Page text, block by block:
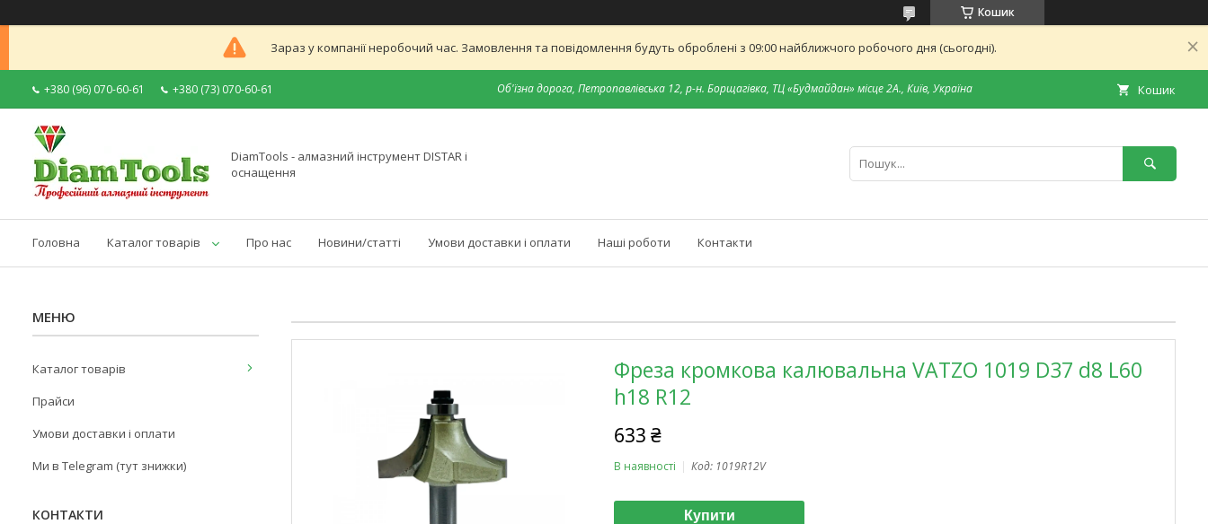
Кошик
Зараз у компанії неробочий час. Замовлення та повідомлення будуть оброблені з 09:00 найближчого робочого дня (сьогодні).
+380 (96) 070-60-61 +380 (73) 070-60-61 Об'їзна дорога, Петропавлівська 12, р-н. Борщагівка, ТЦ «Будмайдан» місце 2А., Київ, Україна Кошик
DiamTools - алмазний інструмент DISTAR і
оснащення
Головна Каталог товарів Про нас Новини/статті Умови доставки і оплати Наші роботи Контакти
Фреза кромкова калювальна VATZO 1019 D37 d8 L60
h18 R12
633 ₴
В наявності Код: 1019R12V
Купити
Каталог товарів
Прайси
Умови доставки і оплати
Ми в Telegram (тут знижки)
КОНТАКТИ